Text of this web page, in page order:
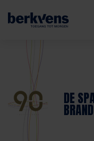
Terug
Deuren
Kozijnen
Terug
Eengezinswoning
Meergezinswoning
Terug
Aannemer
Architect
Terug
Inbraakwerend
Brandwerend
Terug
mijndeur.nl
Webshop
Terug
Organisatie
DE